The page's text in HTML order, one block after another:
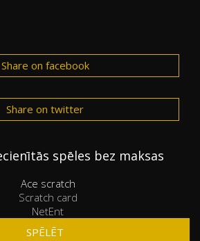
Share on facebook
Share on twitter
spēles bez maksas
Ace scratch
Scratch card
NetEnt
SPĒLĒT